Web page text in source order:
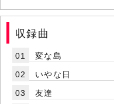
収録曲
01
変な島
02
いやな日
03
友達